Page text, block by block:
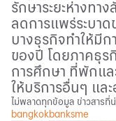
รักษาระยะห่างทา
ลดการแพร่ระบาด
บางธุรกิจทำให้มี
ของปี โดยภาคธุร
การศึกษา ที่พักแล
ให้บริการอื่นๆ แล
ไม่พลาดทุกข้อมูล ข่าวสารที่
bangkokbanksme